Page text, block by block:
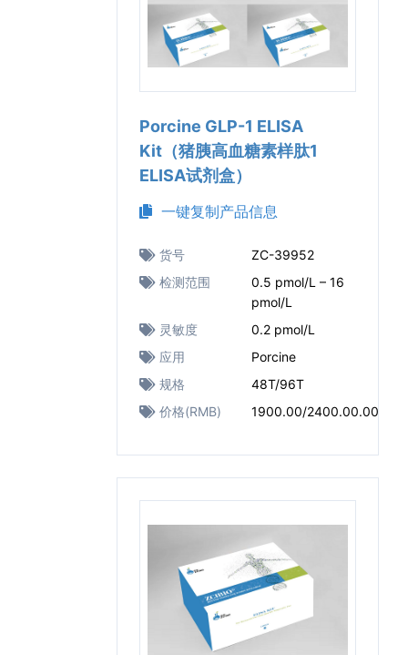
Porcine GLP-1 ELISA
Kit（猪胰高血糖素样肽1
ELISA试剂盒）
一键复制产品信息
货号
ZC-39952
检测范围
0.5 pmol/L – 16
pmol/L
灵敏度
0.2 pmol/L
应用
Porcine
规格
48T/96T
价格(RMB)
1900.00/2400.00.00